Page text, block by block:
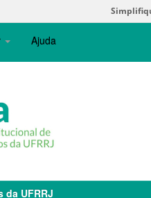
Ajuda
UFRRJ